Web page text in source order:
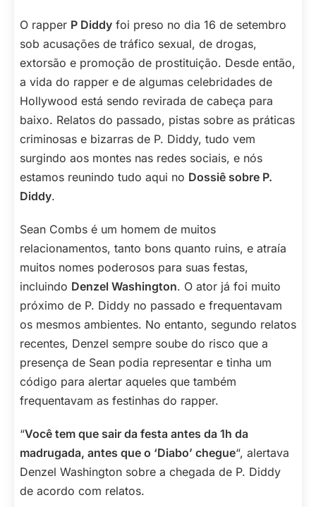
O rapper P Diddy foi preso no dia 16 de setembro
sob acusações de tráfico sexual, de drogas,
extorsão e promoção de prostituição. Desde então,
a vida do rapper e de algumas celebridades de
Hollywood está sendo revirada de cabeça para
baixo. Relatos do passado, pistas sobre as práticas
criminosas e bizarras de P. Diddy, tudo vem
surgindo aos montes nas redes sociais, e nós
estamos reunindo tudo aqui no Dossiê sobre P.
Diddy.
Sean Combs é um homem de muitos
relacionamentos, tanto bons quanto ruins, e atraía
muitos nomes poderosos para suas festas,
incluindo Denzel Washington. O ator já foi muito
próximo de P. Diddy no passado e frequentavam
os mesmos ambientes. No entanto, segundo relatos
recentes, Denzel sempre soube do risco que a
presença de Sean podia representar e tinha um
código para alertar aqueles que também
frequentavam as festinhas do rapper.
“Você tem que sair da festa antes da 1h da
madrugada, antes que o ‘Diabo’ chegue“, alertava
Denzel Washington sobre a chegada de P. Diddy
de acordo com relatos.